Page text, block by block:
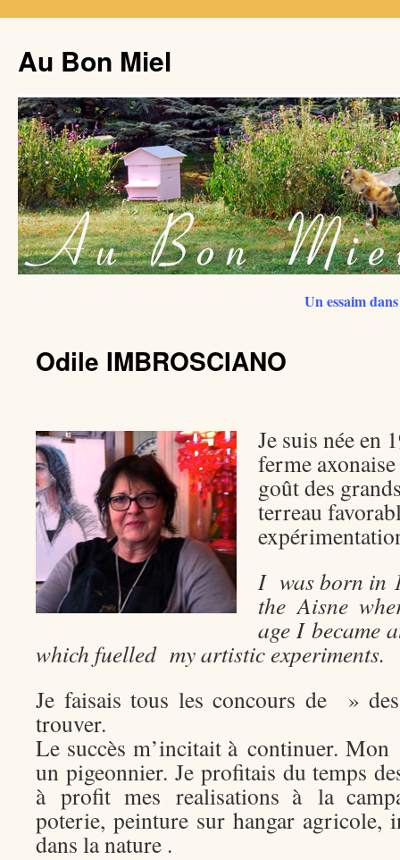
Au Bon Miel
Un essaim
Odile IMBROSCIANO
Je suis née en
ferme
goût des
terreau
I was born in
the Aisne
age I became
which fuelled my artistic experiments.
Je faisais tous les concours de »
trouver.
Le succès m’incitait à continuer. Mon
un pigeonnier. Je profitais du temps
à profit mes realisations à la
poterie, peinture sur hangar agricole,
dans la nature .